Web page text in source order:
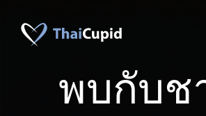
พบกับช